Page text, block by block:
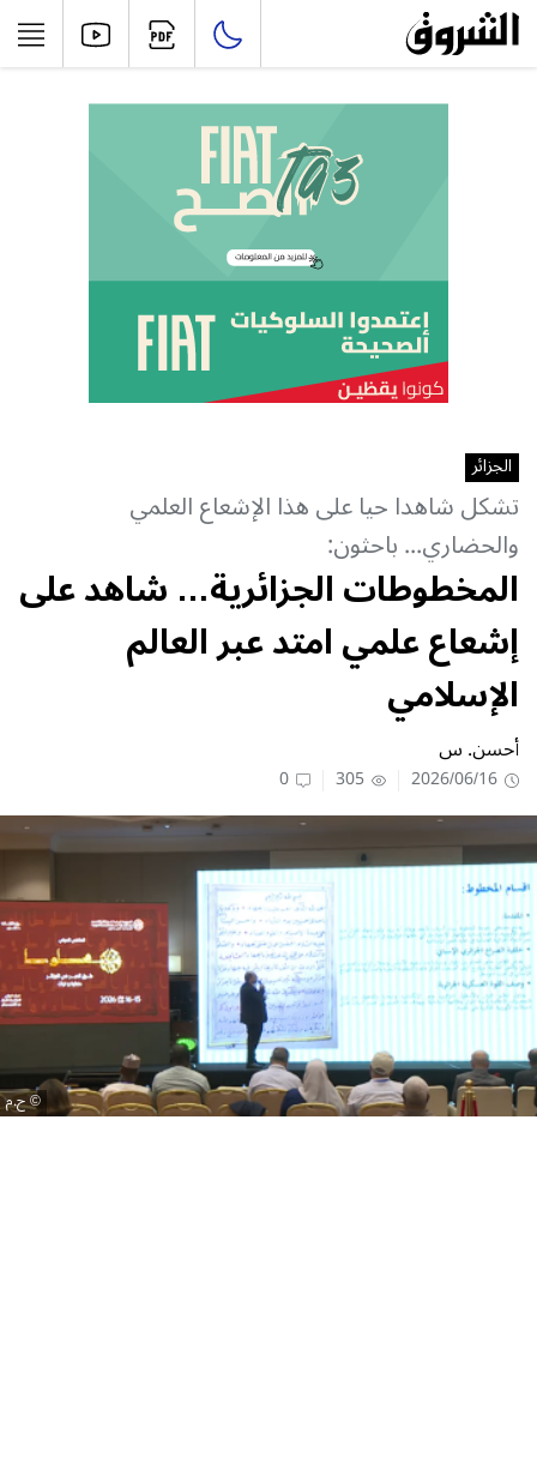
الجزائر
تشكل شاهدا حيا على هذا الإشعاع العلمي
والحضاري... باحثون:
المخطوطات الجزائرية… شاهد على
إشعاع علمي امتد عبر العالم
الإسلامي
أحسن. س
2026/06/16
305
0
ح.م